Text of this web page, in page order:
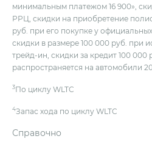
минимальным платежом 16 900»,
РРЦ, скидки на приобретение
руб. при его покупке у
скидки в размере 100 000 руб. при
трейд-ин, скидки за кредит 100 000
распространяется на автомобили
3По циклу WLTC
4Запас хода по циклу WLTC
Справочно